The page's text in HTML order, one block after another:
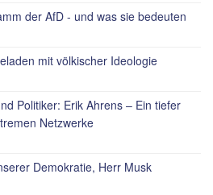
der AfD - und was sie bedeuten
mit völkischer Ideologie
Politiker: Erik Ahrens – Ein tiefer
Netzwerke
Demokratie, Herr Musk